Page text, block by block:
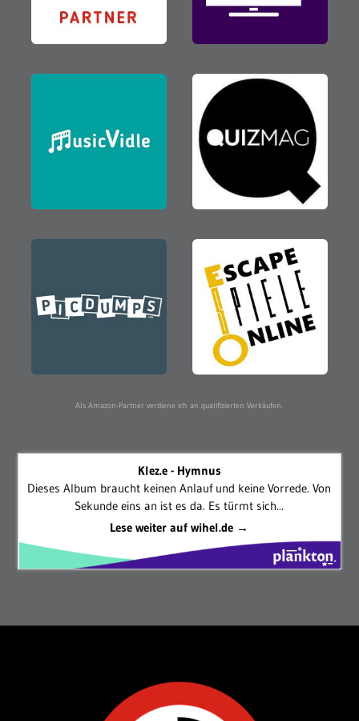
Als Amazon-Partner verdiene ich an qualifizierten Verkäufen.
Klez.e - Hymnus
Dieses Album braucht keinen Anlauf und keine Vorrede. Von
Sekunde eins an ist es da. Es türmt sich...
Lese weiter auf wihel.de →